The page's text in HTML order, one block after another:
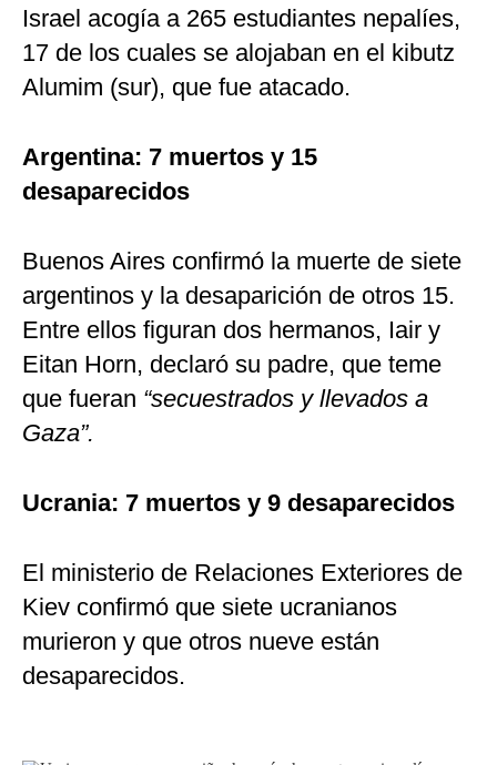
Israel acogía a 265 estudiantes nepalíes,
17 de los cuales se alojaban en el kibutz
Alumim (sur), que fue atacado.
Argentina: 7 muertos y 15
desaparecidos
Buenos Aires confirmó la muerte de siete
argentinos y la desaparición de otros 15.
Entre ellos figuran dos hermanos, Iair y
Eitan Horn, declaró su padre, que teme
que fueran “secuestrados y llevados a
Gaza”.
Ucrania: 7 muertos y 9 desaparecidos
El ministerio de Relaciones Exteriores de
Kiev confirmó que siete ucranianos
murieron y que otros nueve están
desaparecidos.